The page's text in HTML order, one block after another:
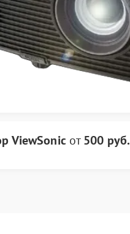
ViewSonic от500 руб.